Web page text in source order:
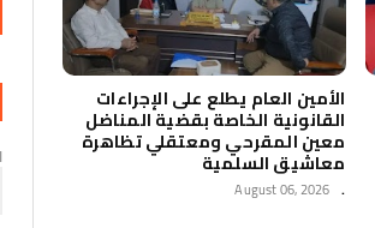
الأمين العام يطلع على الإجراءات
القانونية الخاصة بقضية المناضل
معين المقرحي ومعتقلي تظاهرة
معاشيق السلمية
.
August 06, 2026